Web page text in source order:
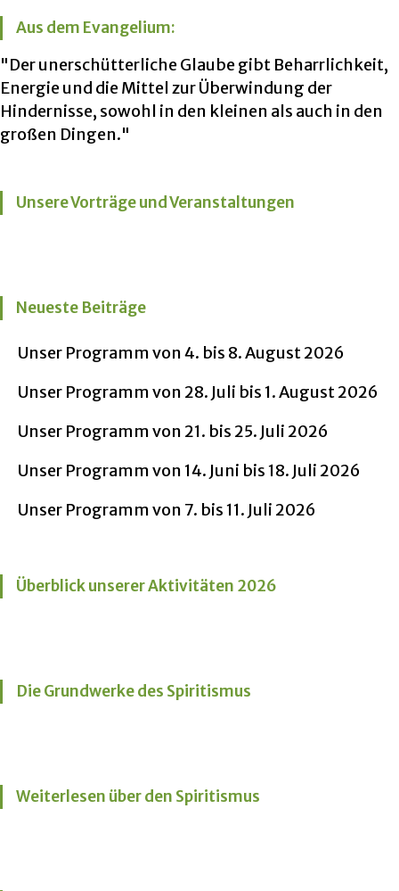
Aus dem Evangelium:
"Der unerschütterliche Glaube gibt Beharrlichkeit,
Energie und die Mittel zur Überwindung der
Hindernisse, sowohl in den kleinen als auch in den
großen Dingen."
Unsere Vorträge und Veranstaltungen
Neueste Beiträge
Unser Programm von 4. bis 8. August 2026
Unser Programm von 28. Juli bis 1. August 2026
Unser Programm von 21. bis 25. Juli 2026
Unser Programm von 14. Juni bis 18. Juli 2026
Unser Programm von 7. bis 11. Juli 2026
Überblick unserer Aktivitäten 2026
Die Grundwerke des Spiritismus
Weiterlesen über den Spiritismus